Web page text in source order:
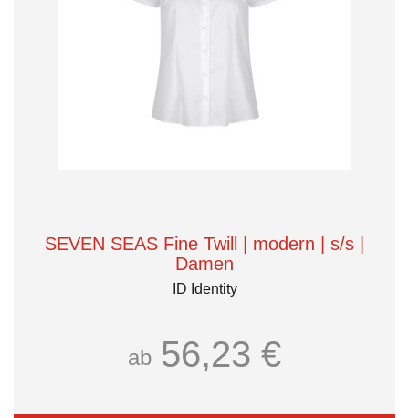
SEVEN SEAS Fine Twill | modern | s/s |
Damen
ID Identity
ab 56,23 €